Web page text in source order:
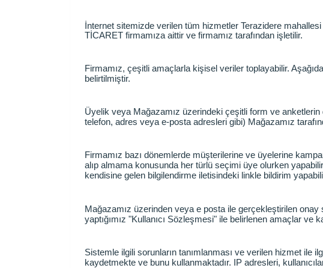
İnternet sitemizde verilen tüm hizmetler Terazidere
TİCARET firmamıza aittir ve firmamız tarafından işletilir.
Firmamız, çeşitli amaçlarla kişisel veriler toplayabilir.
belirtilmiştir.
Üyelik veya Mağazamız üzerindeki çeşitli form ve
telefon, adres veya e-posta adresleri gibi) Mağazamız
Firmamız bazı dönemlerde müşterilerine ve üyelerine
alıp almama konusunda her türlü seçimi üye olurken
kendisine gelen bilgilendirme iletisindeki linkle bildirim
Mağazamız üzerinden veya e posta ile gerçekleştirilen
yaptığımız "Kullanıcı Sözleşmesi" ile belirlenen amaçlar ve
Sistemle ilgili sorunların tanımlanması ve verilen hizmet ile
kaydetmekte ve bunu kullanmaktadır. IP adresleri,